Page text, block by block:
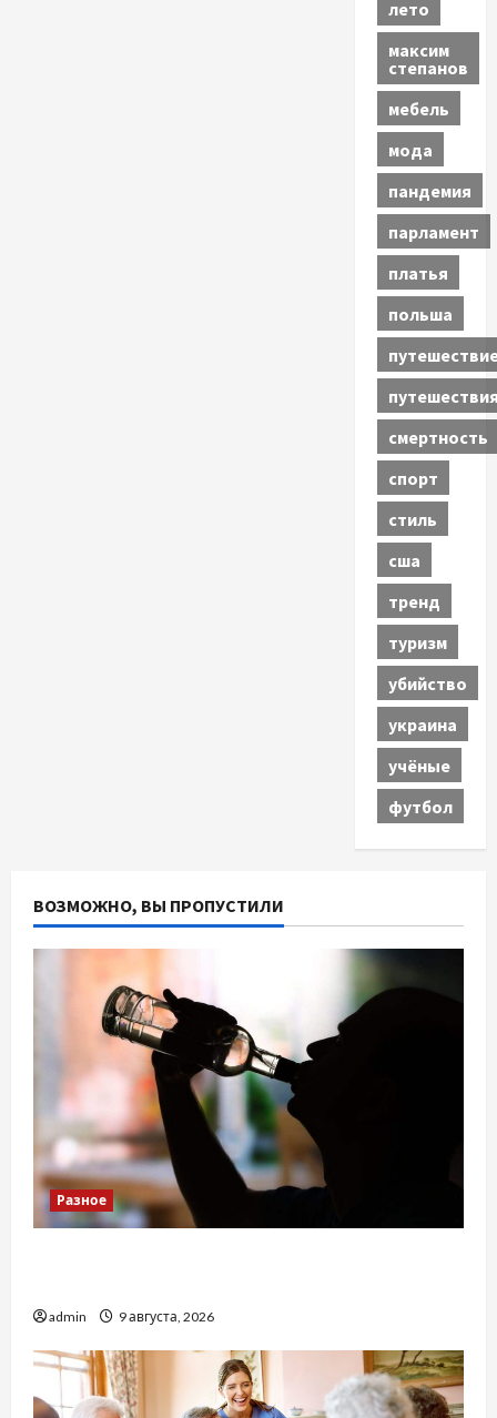
лето
максим
степанов
мебель
мода
пандемия
парламент
платья
польша
смертность
спорт
стиль
сша
тренд
туризм
убийство
украина
учёные
футбол
ВОЗМОЖНО, ВЫ ПРОПУСТИЛИ
Разное
admin 9 августа, 2026